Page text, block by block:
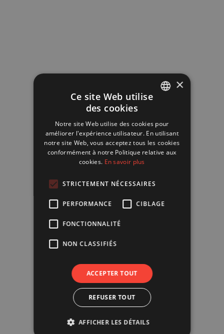
ENGLISH
×
Ce site Web utilise
des cookies
Notre site Web utilise des cookies pour
améliorer l'expérience utilisateur. En utilisant
notre site Web, vous acceptez tous les cookies
conformément à notre Politique relative aux
cookies. En savoir plus
STRICTEMENT NÉCESSAIRES
PERFORMANCE CIBLAGE
FONCTIONNALITÉ
NON CLASSIFIÉS
ACCEPTER TOUT
REFUSER TOUT
AFFICHER LES DÉTAILS